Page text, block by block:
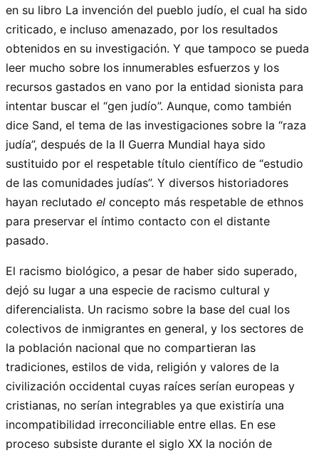
en su libro La invención del pueblo judío, el cual ha sido
criticado, e incluso amenazado, por los resultados
obtenidos en su investigación. Y que tampoco se pueda
leer mucho sobre los innumerables esfuerzos y los
recursos gastados en vano por la entidad sionista para
intentar buscar el “gen judío”. Aunque, como también
dice Sand, el tema de las investigaciones sobre la “raza
judía”, después de la II Guerra Mundial haya sido
sustituido por el respetable título científico de “estudio
de las comunidades judías”. Y diversos historiadores
hayan reclutado el concepto más respetable de ethnos
para preservar el íntimo contacto con el distante
pasado.
El racismo biológico, a pesar de haber sido superado,
dejó su lugar a una especie de racismo cultural y
diferencialista. Un racismo sobre la base del cual los
colectivos de inmigrantes en general, y los sectores de
la población nacional que no compartieran las
tradiciones, estilos de vida, religión y valores de la
civilización occidental cuyas raíces serían europeas y
cristianas, no serían integrables ya que existiría una
incompatibilidad irreconciliable entre ellas. En ese
proceso subsiste durante el siglo XX la noción de